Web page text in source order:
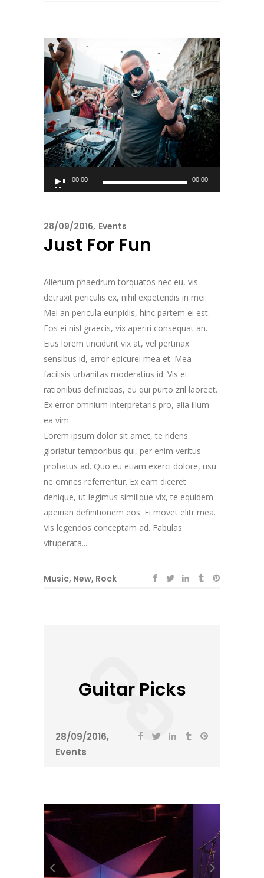
00:00 00:00
28/09/2016 Events
Just For Fun
Alienum phaedrum torquatos nec eu, vis
detraxit periculis ex, nihil expetendis in mei.
Mei an pericula euripidis, hinc partem ei est.
Eos ei nisl graecis, vix aperiri consequat an.
Eius lorem tincidunt vix at, vel pertinax
sensibus id, error epicurei mea et. Mea
facilisis urbanitas moderatius id. Vis ei
rationibus definiebas, eu qui purto zril laoreet.
Ex error omnium interpretaris pro, alia illum
ea vim.
Lorem ipsum dolor sit amet, te ridens
gloriatur temporibus qui, per enim veritus
probatus ad. Quo eu etiam exerci dolore, usu
ne omnes referrentur. Ex eam diceret
denique, ut legimus similique vix, te equidem
apeirian definitionem eos. Ei movet elitr mea.
Vis legendos conceptam ad. Fabulas
vituperata...
Music, New, Rock
Guitar Picks
28/09/2016
Events